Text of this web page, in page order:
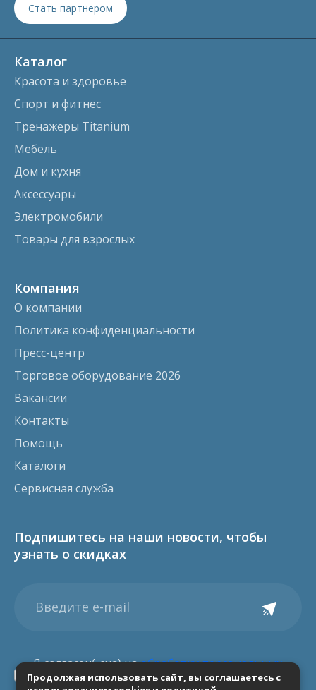
Продолжая использовать сайт, вы соглашаетесь с
Стать партнером
Каталог
Красота и здоровье
Спорт и фитнес
Тренажеры Titanium
Мебель
Дом и кухня
Аксессуары
Электромобили
Товары для взрослых
Компания
О компании
Политика конфиденциальности
Пресс-центр
Торговое оборудование 2026
Вакансии
Контакты
Помощь
Каталоги
Сервисная служба
Подпишитесь на наши новости, чтобы
узнать о скидках
Я согласен(-сна) наобработку персональных
данных